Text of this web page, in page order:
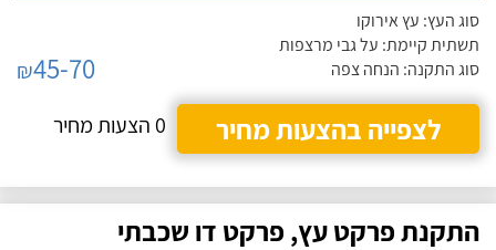
סוג העץ: עץ אירוקו
תשתית קיימת: על גבי מרצפות
סוג התקנה: הנחה צפה
₪45-70
לצפייה בהצעות מחיר
0 הצעות מחיר
התקנת פרקט עץ, פרקט דו שכבתי